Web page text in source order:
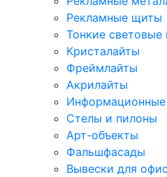
Рекламные щиты
Тонкие световые
Кристалайты
Фреймлайты
Акрилайты
Информационные
Стелы и пилоны
Арт-объекты
Фальшфасады
Вывески для